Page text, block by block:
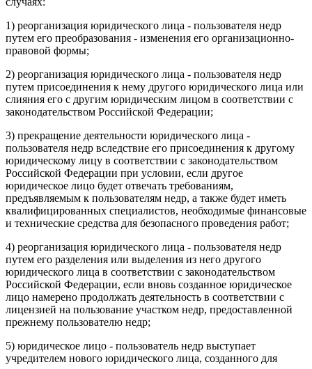
1) реорганизация юридического лица - пользователя недр
путем его преобразования - изменения его организационно-
правовой формы;
2) реорганизация юридического лица - пользователя недр
путем присоединения к нему другого юридического лица или
слияния его с другим юридическим лицом в соответствии с
законодательством Российской Федерации;
3) прекращение деятельности юридического лица -
пользователя недр вследствие его присоединения к другому
юридическому лицу в соответствии с законодательством
Российской Федерации при условии, если другое
юридическое лицо будет отвечать требованиям,
предъявляемым к пользователям недр, а также будет иметь
квалифицированных специалистов, необходимые финансовые
и технические средства для безопасного проведения работ;
4) реорганизация юридического лица - пользователя недр
путем его разделения или выделения из него другого
юридического лица в соответствии с законодательством
Российской Федерации, если вновь созданное юридическое
лицо намерено продолжать деятельность в соответствии с
лицензией на пользование участком недр, предоставленной
прежнему пользователю недр;
5) юридическое лицо - пользователь недр выступает
учредителем нового юридического лица, созданного для